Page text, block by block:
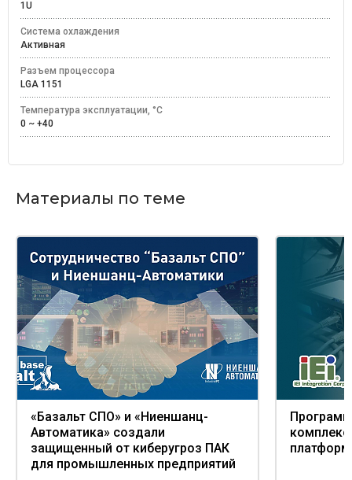
1U
Система охлаждения
Активная
Разъем процессора
LGA 1151
Температура эксплуатации, °C
0 ~ +40
Материалы по теме
«Базальт СПО» и «Ниеншанц-
Автоматика» создали
защищенный от киберугроз ПАК
для промышленных предприятий
комплекс